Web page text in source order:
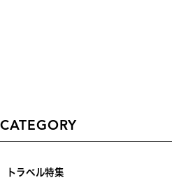
CATEGORY
トラベル特集